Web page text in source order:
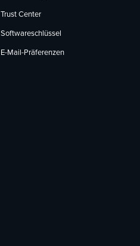
Trust Center
Softwareschlüssel
E-Mail-Präferenzen